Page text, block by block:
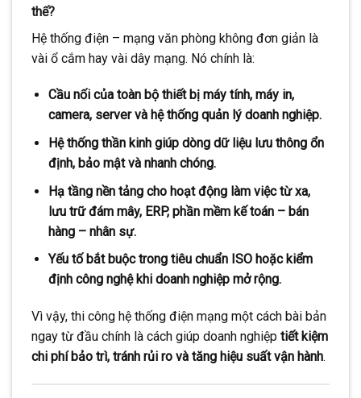
thế?
Hệ thống điện – mạng văn phòng không đơn giản là
vài ổ cắm hay vài dây mạng. Nó chính là:
Cầu nối của toàn bộ thiết bị máy tính, máy in,
camera, server và hệ thống quản lý doanh nghiệp.
Hệ thống thần kinh giúp dòng dữ liệu lưu thông ổn
định, bảo mật và nhanh chóng.
Hạ tầng nền tảng cho hoạt động làm việc từ xa,
lưu trữ đám mây, ERP, phần mềm kế toán – bán
hàng – nhân sự.
Yếu tố bắt buộc trong tiêu chuẩn ISO hoặc kiểm
định công nghệ khi doanh nghiệp mở rộng.
Vì vậy, thi công hệ thống điện mạng một cách bài bản
ngay từ đầu chính là cách giúp doanh nghiệp tiết kiệm
chi phí bảo trì, tránh rủi ro và tăng hiệu suất vận hành.